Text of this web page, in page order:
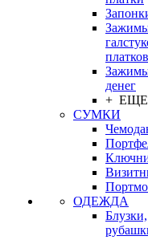
платков
денег
+ ЕЩЕ
СУМКИ
ОДЕЖДА
Блузки,